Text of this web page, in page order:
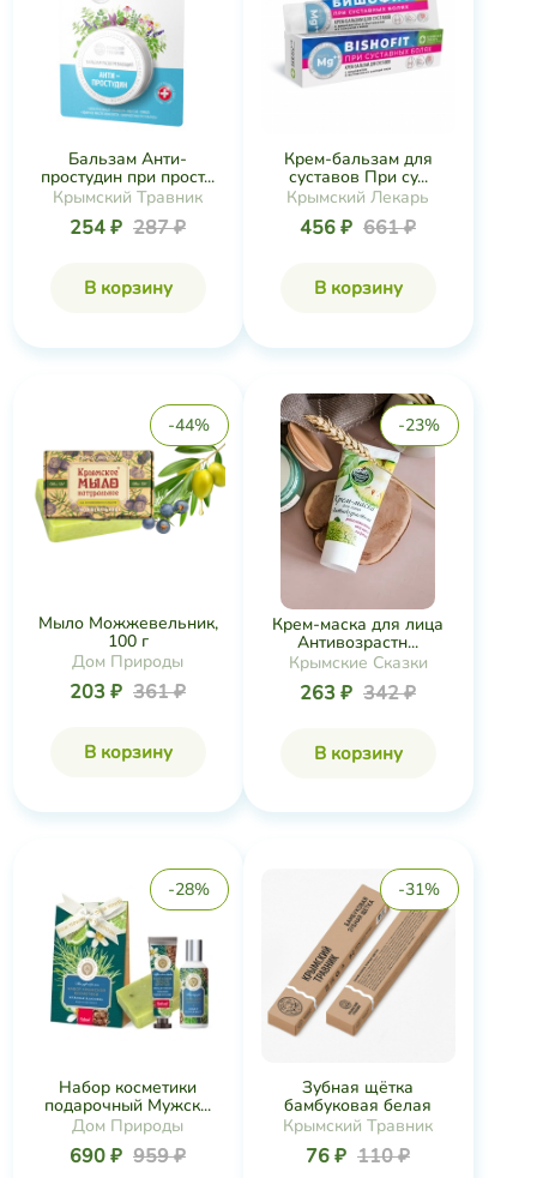
Бальзам Анти-
простудин при прост...
Крымский Травник
254 ₽ 287 ₽
В корзину
Крем-бальзам для
суставов При су...
Крымский Лекарь
456 ₽ 661 ₽
В корзину
-44%
Мыло Можжевельник,
100 г
Дом Природы
203 ₽ 361 ₽
В корзину
-23%
Крем-маска для лица
Антивозрастн...
Крымские Сказки
263 ₽ 342 ₽
В корзину
-28%
Набор косметики
подарочный Мужск...
Дом Природы
690 ₽ 959 ₽
-31%
Зубная щётка
бамбуковая белая
Крымский Травник
76 ₽ 110 ₽